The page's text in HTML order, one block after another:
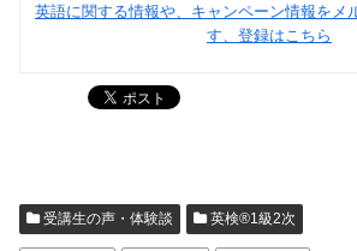
英語に関する情報や、キャンペーン情報をメ
す、登録はこちら
受講生の声・体験談 英検®1級2次